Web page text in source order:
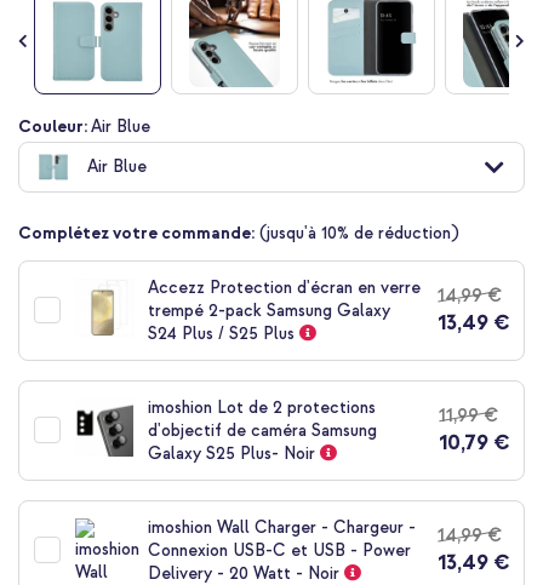
Passer
au
début
de
Galerie
d’images
Couleur:Air Blue
Air Blue
Complétez votre commande: (jusqu'à 10% de réduction)
Accezz Protection d'écran en verre
trempé 2-pack Samsung Galaxy
S24 Plus / S25 Plus
14,99 €
13,49 €
imoshion Lot de 2 protections
d'objectif de caméra Samsung
Galaxy S25 Plus- Noir
11,99 €
10,79 €
imoshion Wall Charger - Chargeur -
Connexion USB-C et USB - Power
Delivery - 20 Watt - Noir
14,99 €
13,49 €